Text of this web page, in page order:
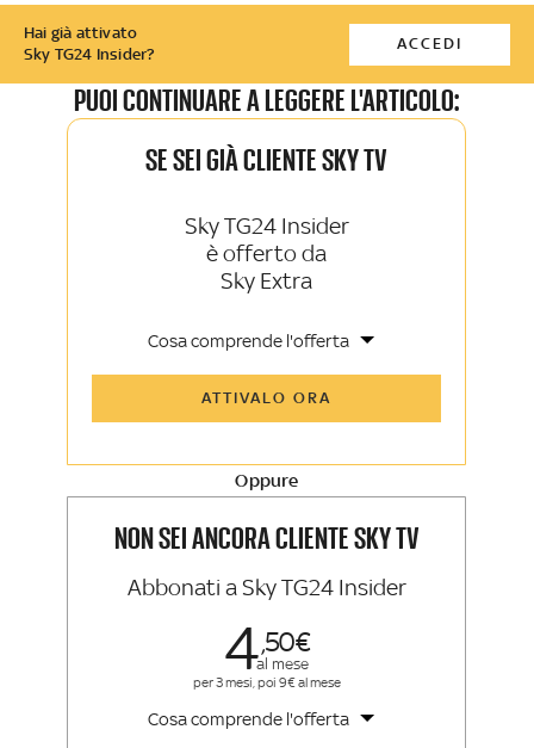
Hai già attivato
Sky TG24 Insider?
ACCEDI
PUOI CONTINUARE A LEGGERE L'ARTICOLO:
SE SEI GIÀ CLIENTE SKY TV
Sky TG24 Insider
è offerto da
Sky Extra
Cosa comprende l'offerta
Sky Sport Insider
La newsletter esclusiva di Sky TG24
ATTIVALO ORA
Oppure
NON SEI ANCORA CLIENTE SKY TV
Abbonati a Sky TG24 Insider
450
al mese
per 3 mesi, poi 9€ al mese
Cosa comprende l'offerta